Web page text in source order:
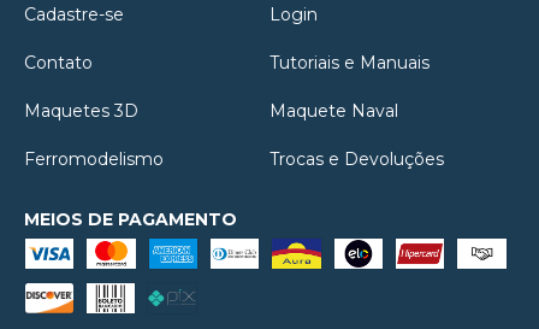
Cadastre-se Login
Contato Tutoriais e Manuais
Maquetes 3D Maquete Naval
Ferromodelismo Trocas e Devoluções
MEIOS DE PAGAMENTO